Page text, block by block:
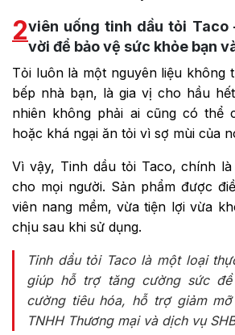
2viên uống tinh dầu tỏi Taco
vời để bảo vệ sức khỏe bạn
Tỏi luôn là một nguyên liệu không
bếp nhà bạn, là gia vị cho hầu
nhiên không phải ai cũng có thể
hoặc khá ngại ăn tỏi vì sợ mùi của
Vì vậy, Tinh dầu tỏi Taco, chính
cho mọi người. Sản phẩm được
viên nang mềm, vừa tiện lợi vừa
chịu sau khi sử dụng.
Tinh dầu tỏi Taco là một loại
giúp hỗ trợ tăng cường sức
cường tiêu hóa, hỗ trợ giảm
TNHH Thương mại và dịch vụ